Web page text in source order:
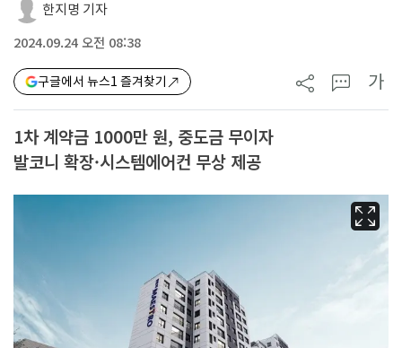
한지명 기자
2024.09.24 오전 08:38
구글에서 뉴스1 즐겨찾기 가
1차 계약금 1000만 원, 중도금 무이자
발코니 확장·시스템에어컨 무상 제공